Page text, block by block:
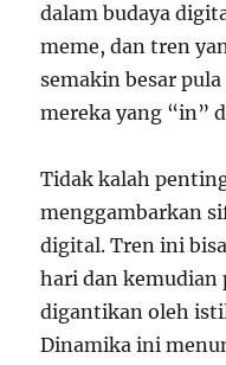
dalam budaya
meme, dan tren
semakin besar
mereka yang “in”
Tidak kalah
menggambarkan
digital. Tren ini
hari dan kemudian
digantikan oleh
Dinamika ini